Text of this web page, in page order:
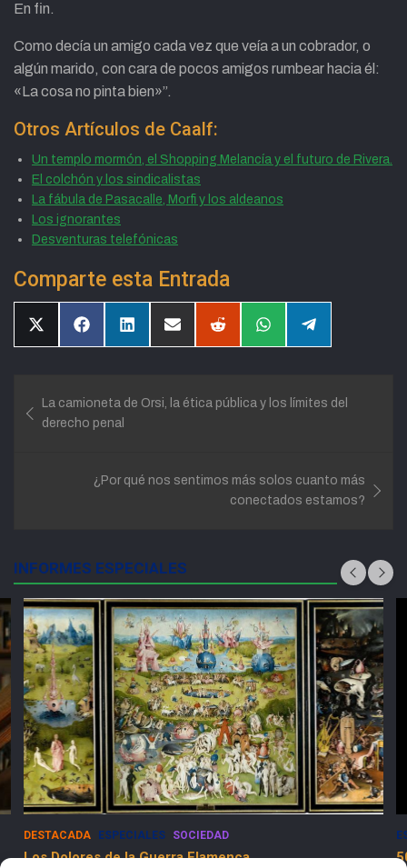
En fin.
Como decía un amigo cada vez que veía a un cobrador, o
algún marido, con cara de pocos amigos rumbear hacia él:
«La cosa no pinta bien»”.
Otros Artículos de Caalf:
Un templo mormón, el Shopping Melancía y el futuro de Rivera.
El colchón y los sindicalistas
La fábula de Pasacalle, Morfi y los aldeanos
Los ignorantes
Desventuras telefónicas
Comparte esta Entrada
CompartirCompartirCompartirCompartirCompartirCompartirCompartir
de
La camioneta de Orsi, la ética pública y los límites del
derecho penal
¿Por qué nos sentimos más solos cuanto más
conectados estamos?
INFORMES ESPECIALES
DESTACADA ESPECIALES SOCIEDAD
Los Dolores de la Guerra Flamenca